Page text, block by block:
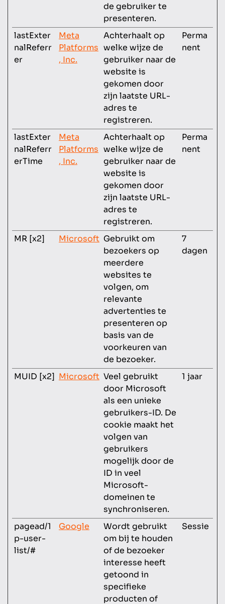
de gebruiker te
presenteren.
lastExter
nalReferr
er
Meta
Platforms
, Inc.
Achterhaalt op
welke wijze de
gebruiker naar de
website is
gekomen door
zijn laatste URL-
adres te
registreren.
Perma
nent
lastExter
nalReferr
erTime
Meta
Platforms
, Inc.
Achterhaalt op
welke wijze de
gebruiker naar de
website is
gekomen door
zijn laatste URL-
adres te
registreren.
Perma
nent
MR [x2] Microsoft Gebruikt om
bezoekers op
meerdere
websites te
volgen, om
relevante
advertenties te
presenteren op
basis van de
voorkeuren van
de bezoeker.
7
dagen
MUID [x2] Microsoft Veel gebruikt
door Microsoft
als een unieke
gebruikers-ID. De
cookie maakt het
volgen van
gebruikers
mogelijk door de
ID in veel
Microsoft-
domeinen te
synchroniseren.
1 jaar
pagead/1
p-user-
list/#
Google
Wordt gebruikt
om bij te houden
of de bezoeker
interesse heeft
getoond in
specifieke
producten of
Sessie